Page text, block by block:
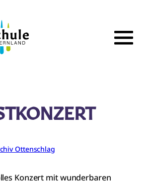
Ottenschlag
Konzert mit wunderbaren